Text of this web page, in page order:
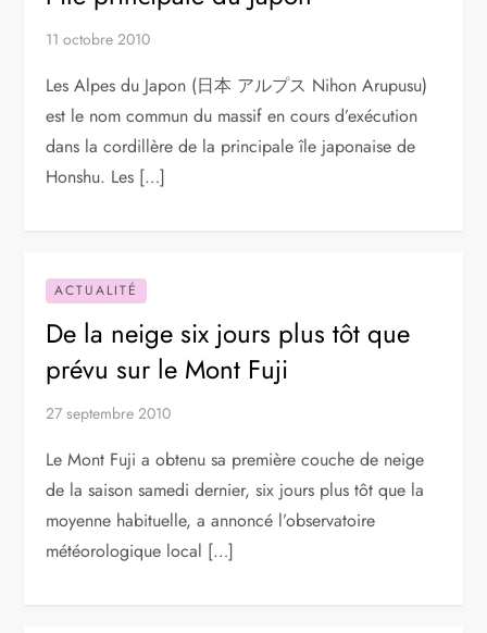
11 octobre 2010
Les Alpes du Japon (日本 アルプス Nihon Arupusu)
est le nom commun du massif en cours d’exécution
dans la cordillère de la principale île japonaise de
Honshu. Les […]
ACTUALITÉ
De la neige six jours plus tôt que
prévu sur le Mont Fuji
27 septembre 2010
Le Mont Fuji a obtenu sa première couche de neige
de la saison samedi dernier, six jours plus tôt que la
moyenne habituelle, a annoncé l’observatoire
météorologique local […]